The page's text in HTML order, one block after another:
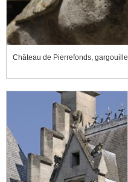
Château de Pierrefonds, gargouille